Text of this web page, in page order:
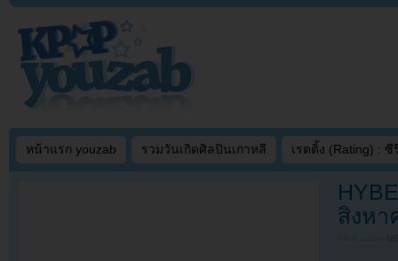
หน้าแรก youzab รวมวันเกิดศิลปินเกาหลี เรตติ้ง (Rating) : ซี
สิงหา